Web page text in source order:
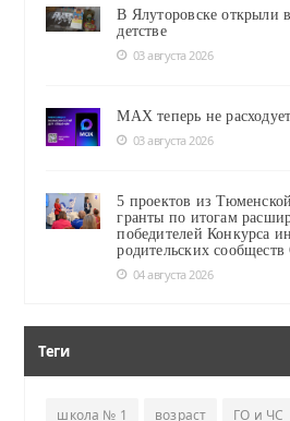
В Ялуторовске открыли
детстве
03 августа 2026
MAX теперь не
03 августа 2026
5 проектов из
гранты по итогам
победителей Конкурса
родительских
04 августа 2026
Теги
школа № 1 возраст ГО и ЧС